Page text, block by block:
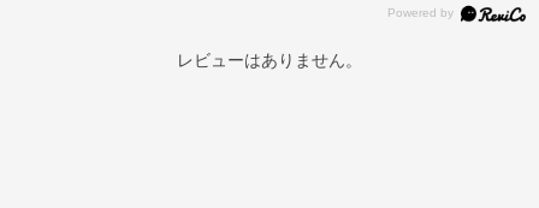
レビューはありません。